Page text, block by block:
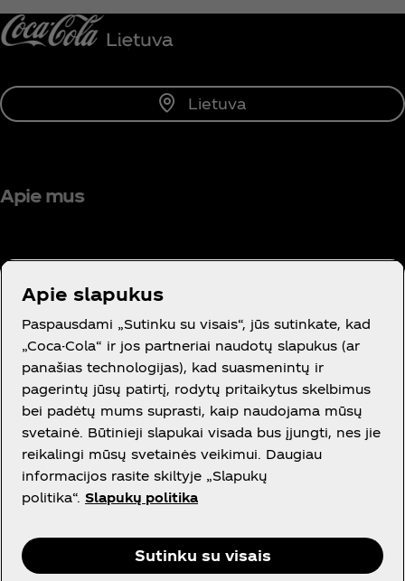
Lietuva
Apie mus
Reikia pagalbos?
Teisinė informacija
Apie slapukus
Paspausdami „Sutinku su visais“, jūs sutinkate, kad
„Coca-Cola“ ir jos partneriai naudotų slapukus (ar
panašias technologijas), kad suasmenintų ir
pagerintų jūsų patirtį, rodytų pritaikytus skelbimus
bei padėtų mums suprasti, kaip naudojama mūsų
svetainė. Būtinieji slapukai visada bus įjungti, nes jie
reikalingi mūsų svetainės veikimui. Daugiau
informacijos rasite skiltyje „Slapukų
politika“. Slapukų politika
Sutinku su visais